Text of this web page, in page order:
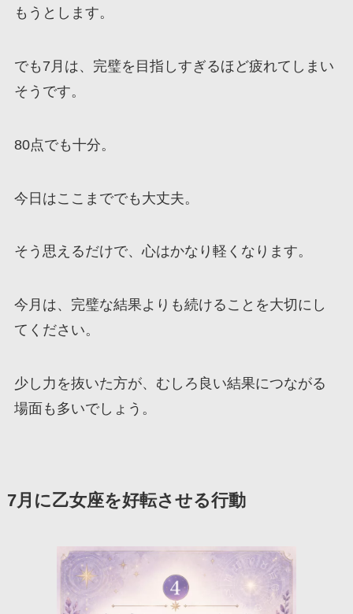
もうとします。
でも7月は、完璧を目指しすぎるほど疲れてしまい
そうです。
80点でも十分。
今日はここまででも大丈夫。
そう思えるだけで、心はかなり軽くなります。
今月は、完璧な結果よりも続けることを大切にし
てください。
少し力を抜いた方が、むしろ良い結果につながる
場面も多いでしょう。
7月に乙女座を好転させる行動